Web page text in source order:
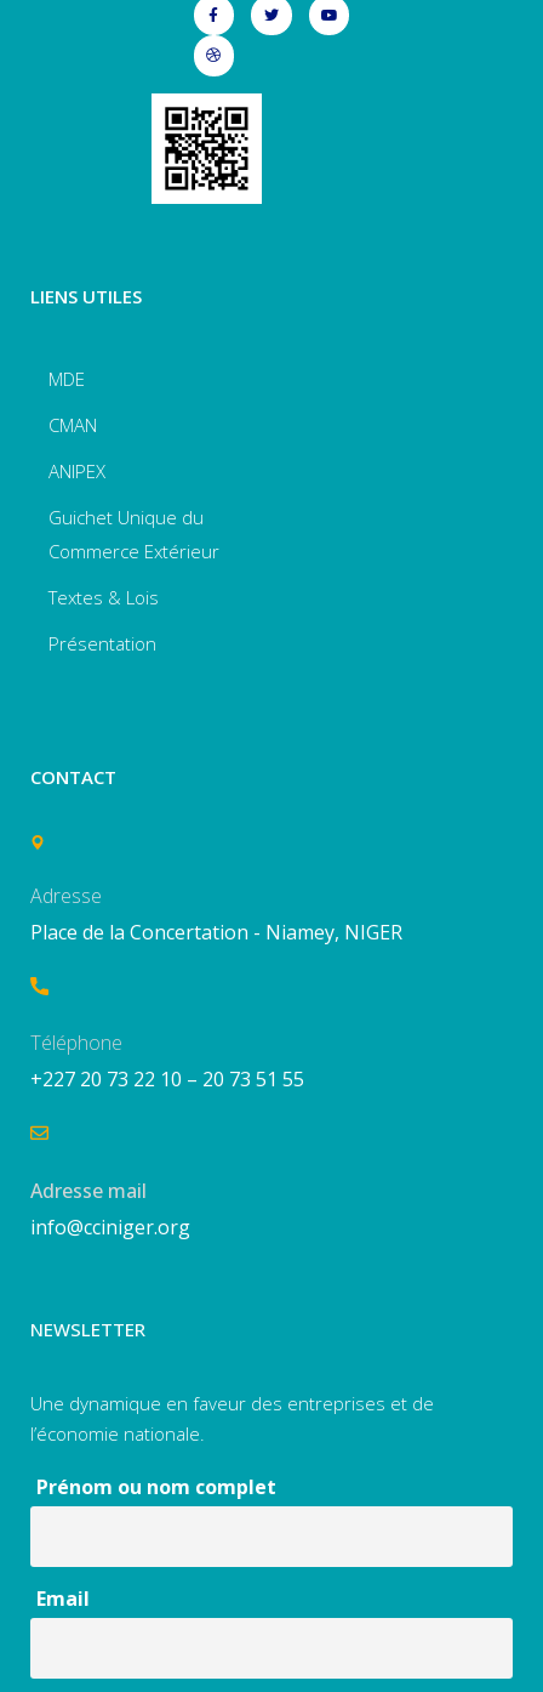
LIENS UTILES
MDE
CMAN
ANIPEX
Guichet Unique du
Commerce Extérieur
Textes & Lois
Présentation
CONTACT
Adresse
Place de la Concertation - Niamey, NIGER
Téléphone
+227 20 73 22 10 – 20 73 51 55
Adresse mail
info@cciniger.org
NEWSLETTER
Une dynamique en faveur des entreprises et de
l’économie nationale.
Prénom ou nom complet
Email